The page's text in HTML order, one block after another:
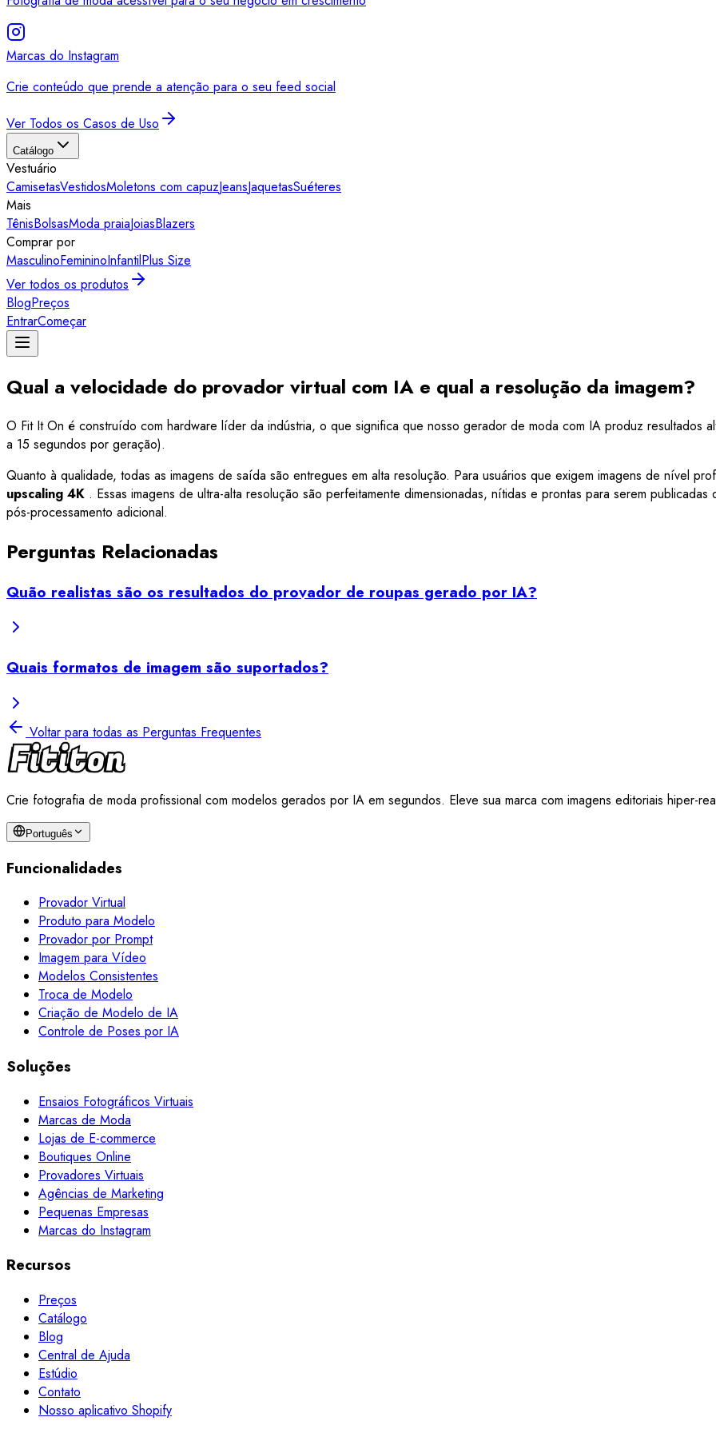
Marcas do Instagram
Crie conteúdo que prende a atenção para o seu feed social
Ver Todos os Casos de Uso
Catálogo
Vestuário
CamisetasVestidosMoletons com capuzJeansJaquetasSuéteres
Mais
TênisBolsasModa praiaJoiasBlazers
Comprar por
MasculinoFemininoInfantilPlus Size
Ver todos os produtos
BlogPreços
EntrarComeçar
Qual a velocidade do provador virtual com IA e qual a resolução da imagem?
O Fit It On é construído com hardware líder da indústria, o que significa que nosso gerador de moda com IA produz resultados
a 15 segundos por geração).
Quanto à qualidade, todas as imagens de saída são entregues em alta resolução. Para usuários que exigem imagens de nível
upscaling 4K . Essas imagens de ultra-alta resolução são perfeitamente dimensionadas, nítidas e prontas para serem
pós-processamento adicional.
Perguntas Relacionadas
Quão realistas são os resultados do provador de roupas gerado por IA?
Quais formatos de imagem são suportados?
Voltar para todas as Perguntas Frequentes
Crie fotografia de moda profissional com modelos gerados por IA em segundos. Eleve sua marca com imagens editoriais hiper-
Português
Funcionalidades
Provador Virtual
Produto para Modelo
Provador por Prompt
Imagem para Vídeo
Modelos Consistentes
Troca de Modelo
Criação de Modelo de IA
Controle de Poses por IA
Soluções
Ensaios Fotográficos Virtuais
Marcas de Moda
Lojas de E-commerce
Boutiques Online
Provadores Virtuais
Agências de Marketing
Pequenas Empresas
Marcas do Instagram
Recursos
Preços
Catálogo
Blog
Central de Ajuda
Estúdio
Contato
Nosso aplicativo Shopify